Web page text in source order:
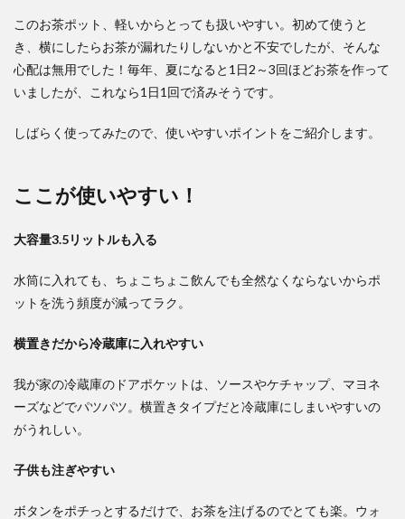
このお茶ポット、軽いからとっても扱いやすい。初めて使うと
き、横にしたらお茶が漏れたりしないかと不安でしたが、そんな
心配は無用でした！毎年、夏になると1日2～3回ほどお茶を作って
いましたが、これなら1日1回で済みそうです。
しばらく使ってみたので、使いやすいポイントをご紹介します。
ここが使いやすい！
大容量3.5リットルも入る
水筒に入れても、ちょこちょこ飲んでも全然なくならないからポ
ットを洗う頻度が減ってラク。
横置きだから冷蔵庫に入れやすい
我が家の冷蔵庫のドアポケットは、ソースやケチャップ、マヨネ
ーズなどでパツパツ。横置きタイプだと冷蔵庫にしまいやすいの
がうれしい。
子供も注ぎやすい
ボタンをポチっとするだけで、お茶を注げるのでとても楽。ウォ